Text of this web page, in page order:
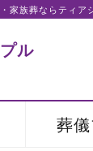
家族葬ならティア
ル
葬